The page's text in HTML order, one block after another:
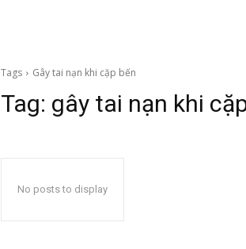
Tags Gây tai nạn khi cặp bến
Tag: gây tai nạn khi
No posts to display